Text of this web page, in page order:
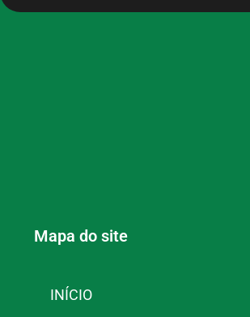
Mapa do site
INÍCIO